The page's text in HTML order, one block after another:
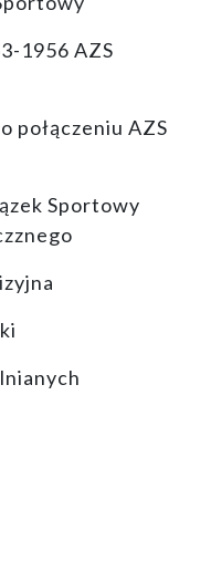
1956 AZS
połączeniu AZS
Sportowy